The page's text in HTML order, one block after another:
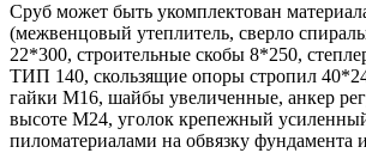
Сруб может быть укомплектован
(межвенцовый утеплитель, сверло
22*300, строительные скобы 8*250,
ТИП 140, скользящие опоры стропил
гайки М16, шайбы увеличенные, анкер
высоте М24, уголок крепежный
пиломатериалами на обвязку фундамента